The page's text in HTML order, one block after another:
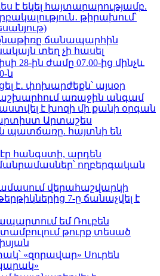
է եկել հայտարարությամբ.
թիրախում՝
ճանապարհին
տեղ չի հասել
28-ին ժամը 07.00-ից մինչև
ն
է․ փոխարժեքն՝ այսօր
առաջին անգամ
է խոզի մի քանի օրգան
Արտաշես
պատճառը. հայտնի են
էր հանգստի, արդեն
ողբերգական
վերահաշվարկի
7-ը ճանաչվել է
եմ Ռուբեն
թուրք տեսած
«զորավար» Սուրեն